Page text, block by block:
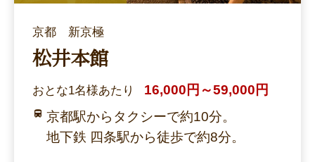
京都 新京極
松井本館
おとな1名様あたり
16,000円～59,000円
京都駅からタクシーで約10分。
地下鉄 四条駅から徒歩で約8分。